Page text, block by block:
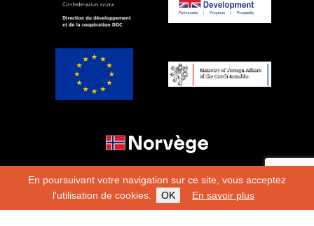
En poursuivant votre navigation sur ce site, vous acceptez
l'utilisation de cookies.
OK En savoir plus